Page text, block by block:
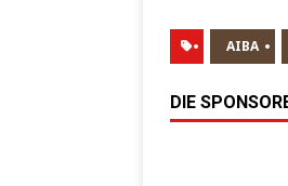
AIBA
DIE